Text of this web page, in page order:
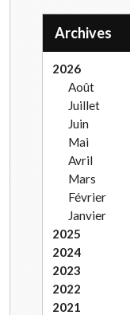
Archives
2026
Août
Juillet
Juin
Mai
Avril
Mars
Février
Janvier
2025
2024
2023
2022
2021